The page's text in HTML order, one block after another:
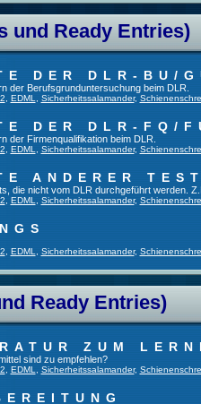
und Ready Entries)
DER DLR-BU/
der Berufsgrunduntersuchung beim DLR.
EDML Sicherheitssalamander,
DER DLR-FQ/
der Firmenqualifikation beim DLR.
EDML Sicherheitssalamander,
ANDERER
die nicht vom DLR durchgeführt werden.
EDML Sicherheitssalamander,
EDML Sicherheitssalamander,
Ready Entries)
ZUM
sind zu empfehlen?
EDML Sicherheitssalamander,